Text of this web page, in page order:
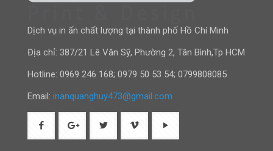
Dịch vụ in ấn chất lượng tại thành phố Hồ Chí Minh
Địa chỉ: 387/21 Lê Văn Sỹ, Phường 2, Tân Bình,Tp HCM
Hotline: 0969 246 168; 0979 50 53 54; 0799808085
Email: inanquanghuy473@gmail.com